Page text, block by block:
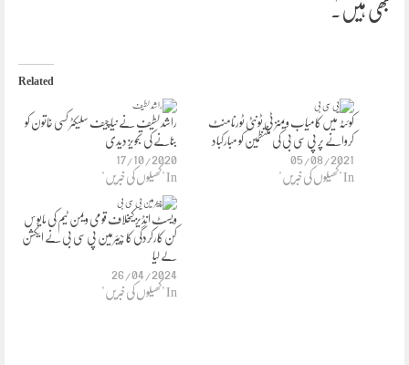
بھی ہیں۔
Related
راشد لطیف نے نیا چیف سلیکٹر کسی خاتون کو
بنانے کی تجویز دیدی
17/10/2020
In "کھیلوں کی خبریں"
کوئٹہ میں کامیاب ویمنز ٹی ٹونٹی ٹورنامنٹ
کروانے پر پی سی بی کی منتظمین کو مبارکباد
05/08/2021
In "کھیلوں کی خبریں"
ویسٹ انڈیز کیخلاف قومی ویمن ٹیم کی مایوس
کن کارکردگی کا چیئرمین پی سی بی نے ایکشن
لے لیا
26/04/2024
In "کھیلوں کی خبریں"